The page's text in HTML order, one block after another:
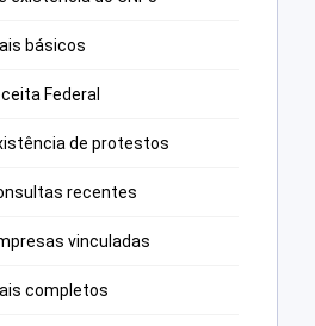
básicos
Federal
de protestos
recentes
vinculadas
completos